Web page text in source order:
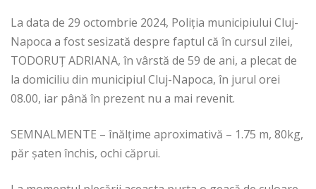
La data de 29 octombrie 2024, Poliția municipiului Cluj-
Napoca a fost sesizată despre faptul că în cursul zilei,
TODORUȚ ADRIANA, în vârstă de 59 de ani, a plecat de
la domiciliu din municipiul Cluj-Napoca, în jurul orei
08.00, iar până în prezent nu a mai revenit.
SEMNALMENTE – înălțime aproximativă – 1.75 m, 80kg,
păr șaten închis, ochi căprui.